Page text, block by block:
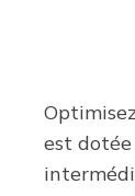
est